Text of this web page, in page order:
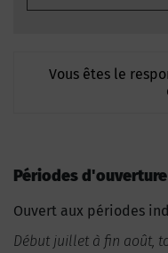
Vous êtes le
Périodes d'ouverture
Ouvert aux périodes
Début juillet à fin août,